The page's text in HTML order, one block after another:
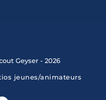
Geyser - 2026
jeunes/animateurs